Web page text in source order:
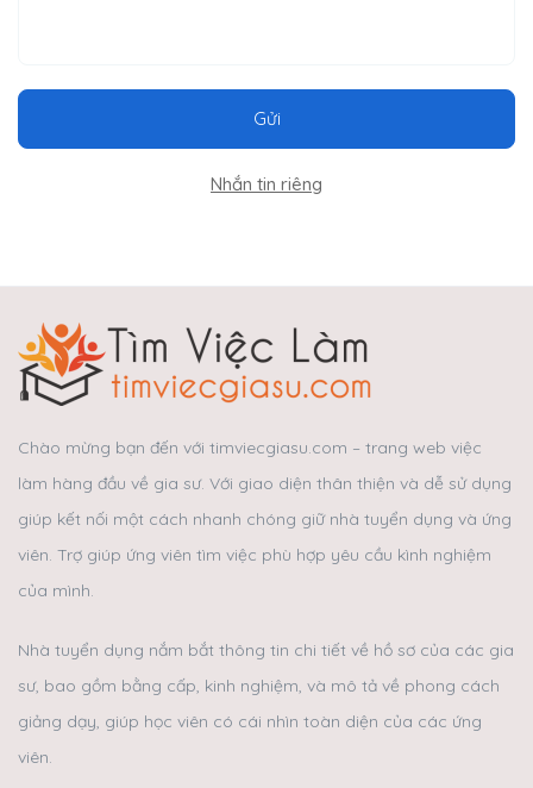
Gửi
Nhắn tin riêng
Chào mừng bạn đến với timviecgiasu.com – trang web việc
làm hàng đầu về gia sư. Với giao diện thân thiện và dễ sử dụng
giúp kết nối một cách nhanh chóng giữ nhà tuyển dụng và ứng
viên. Trợ giúp ứng viên tìm việc phù hợp yêu cầu kình nghiệm
của mình.
Nhà tuyển dụng nắm bắt thông tin chi tiết về hồ sơ của các gia
sư, bao gồm bằng cấp, kinh nghiệm, và mô tả về phong cách
giảng dạy, giúp học viên có cái nhìn toàn diện của các ứng
viên.